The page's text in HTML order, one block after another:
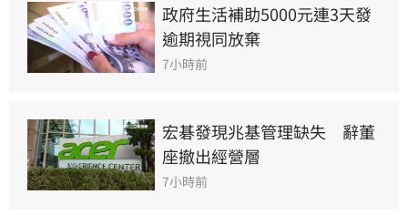
政府生活補助5000元連3天發
逾期視同放棄
7小時前
宏碁發現兆基管理缺失　辭董
座撤出經營層
7小時前